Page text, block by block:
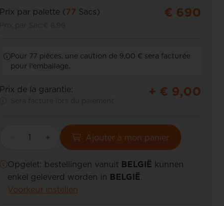
Prix par palette (77 Sacs) € 690
Pour 77 pièces, une caution de 9,00 € sera facturée
pour l'emballage.
Prix de la garantie: + € 9,00
Ajouter à mon panier
Opgelet: bestellingen vanuit BELGIË kunnen
enkel geleverd worden in BELGIË.
Voorkeur instellen